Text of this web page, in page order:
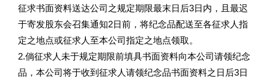
征求书面资料送达公司之规定期限最末日后3日内，且最迟
于寄发股东会召集通知2日前，将纪念品配送至各征求人指
定之地点或征求人至本公司指定之地点领取。
2.倘征求人未于规定期限前填具书面资料向本公司请领纪念
品，本公司将于收到征求人请领纪念品书面资料之日后3日